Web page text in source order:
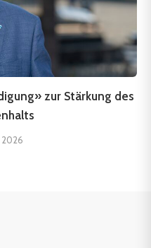
zur Stärkung des
2026